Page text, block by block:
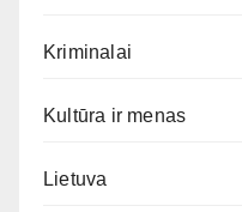
Kriminalai
Kultūra ir menas
Lietuva